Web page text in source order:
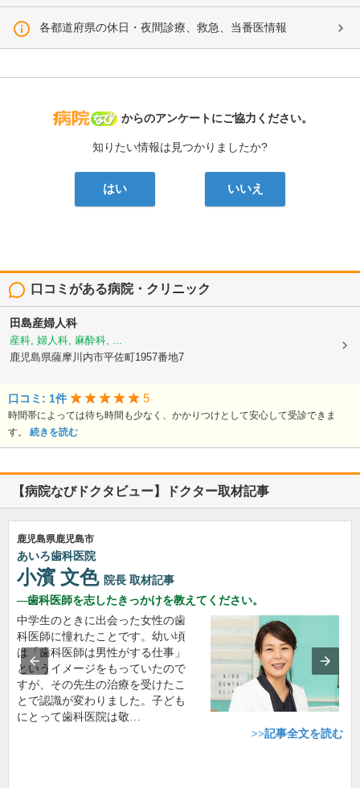
各都道府県の休日・夜間診療、救急、当番医情報
病院なび
からのアンケートにご協力ください。
知りたい情報は見つかりましたか?
はい いいえ
口コミがある病院・クリニック
田島産婦人科
産科, 婦人科, 麻酔科, ...
鹿児島県薩摩川内市平佐町1957番地7
口コミ: 1件 5
時間帯によっては待ち時間も少なく、かかりつけとして安心して受診できま
す。 続きを読む
【病院なびドクタビュー】ドクター取材記事
鹿児島県鹿児島市
あいろ歯科医院
小濱 文色 院長 取材記事
歯科医師を志したきっかけを教えてください。
中学生のときに出会った女性の歯
科医師に憧れたことです。幼い頃
は「歯科医師は男性がする仕事」
というイメージをもっていたので
すが、その先生の治療を受けたこ
とで認識が変わりました。子ども
にとって歯科医院は敬…
>>記事全文を読む